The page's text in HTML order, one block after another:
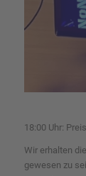
18:00 Uhr:
Wir erhalten
gewesen zu